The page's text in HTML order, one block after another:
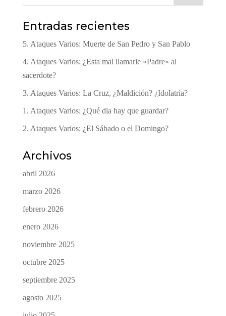
Entradas recientes
5. Ataques Varios: Muerte de San Pedro y San Pablo
4. Ataques Varios: ¿Esta mal llamarle «Padre» al
sacerdote?
3. Ataques Varios: La Cruz, ¿Maldición? ¿Idolatría?
1. Ataques Varios: ¿Qué dia hay que guardar?
2. Ataques Varios: ¿El Sábado o el Domingo?
Archivos
abril 2026
marzo 2026
febrero 2026
enero 2026
noviembre 2025
octubre 2025
septiembre 2025
agosto 2025